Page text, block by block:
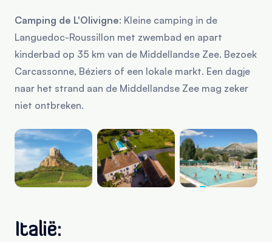
Camping de L'Olivigne: Kleine camping in de
Languedoc-Roussillon met zwembad en apart
kinderbad op 35 km van de Middellandse Zee. Bezoek
Carcassonne, Béziers of een lokale markt. Een dagje
naar het strand aan de Middellandse Zee mag zeker
niet ontbreken.
Italië: